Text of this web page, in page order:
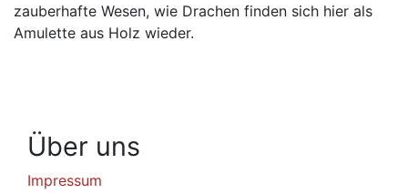
zauberhafte Wesen, wie Drachen finden sich hier als
Amulette aus Holz wieder.
Über uns
Impressum